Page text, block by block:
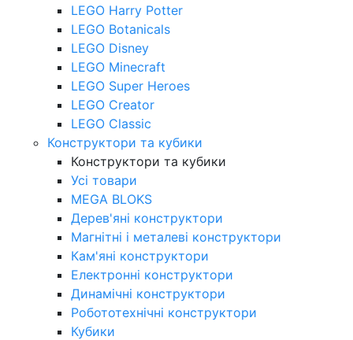
LEGO Harry Potter
LEGO Botanicals
LEGO Disney
LEGO Minecraft
LEGO Super Heroes
LEGO Creator
LEGO Classic
Конструктори та кубики
Конструктори та кубики
Усі товари
MEGA BLOKS
Дерев'яні конструктори
Магнітні і металеві конструктори
Кам'яні конструктори
Електронні конструктори
Динамічні конструктори
Робототехнічні конструктори
Кубики